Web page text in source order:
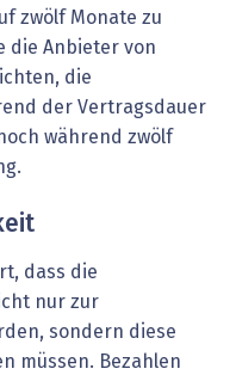
zwölf Monate zu
die Anbieter von
die
der Vertragsdauer
während zwölf
dass die
nur zur
sondern diese
müssen. Bezahlen